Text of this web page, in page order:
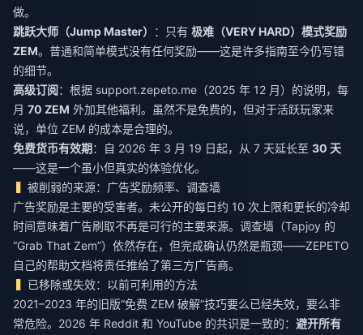
做。
跳跃大师（Jump Master）
：只有 极难（VERY HARD）模式奖励
ZEM。普通和简单模式没有任何奖励——这是许多指南至今仍写错
的细节。
高级订阅 ：根据 support.zepeto.me（2025 年 12 月）的说明，每
月 70 ZEM 外加其他福利。虽然不是免费的，但对于活跃玩家来
说，单位 ZEM 的成本是合理的。
免费货币有效期 ：自 2026 年 3 月 19 日起，从 7 天延长至 30 天
——这是一个虽小但真实的体验优化。
被削弱的来源：广告奖励频率、调查墙
广告奖励是主要的受害者。未公开的每日约 10 次上限和更长的冷却
时间意味着广告刷取不再是可行的主要来源。调查墙（Tapjoy 的
“Grab That Zem”）依然存在，但完成确认仍然是瓶颈——ZEPETO
自己的帮助文档将责任推给了第三方广告商。
已移除或失效：以前可利用的方法
2021–2023 年的旧版“免费 ZEM 破解”技巧要么已经失效，要么非
常危险。2026 年 Reddit 和 YouTube 的共识是一致的： 避开所有